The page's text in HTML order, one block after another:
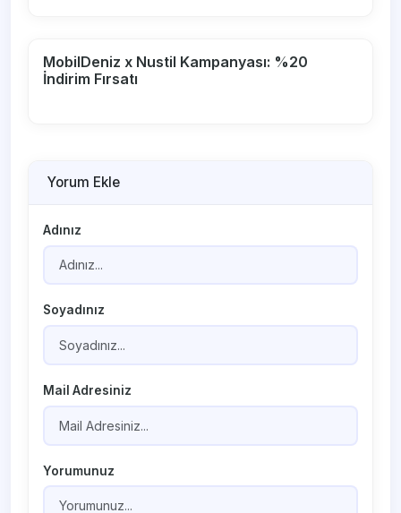
MobilDeniz x Nustil Kampanyası: %20
İndirim Fırsatı
Yorum Ekle
Adınız
Soyadınız
Mail Adresiniz
Yorumunuz